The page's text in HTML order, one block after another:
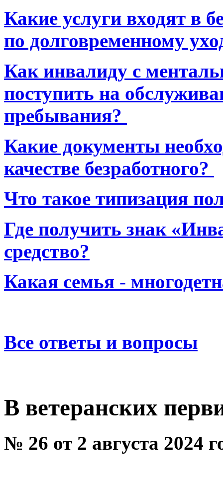
Какие услуги входят в
по долговременному
Как инвалиду с
поступить на
пребывания?
Какие документы
качестве безработного?
Что такое типизация
Где получить знак
средство?
Какая семья -
Все ответы и вопросы
В ветеранских
№ 26 от 2 августа 2024